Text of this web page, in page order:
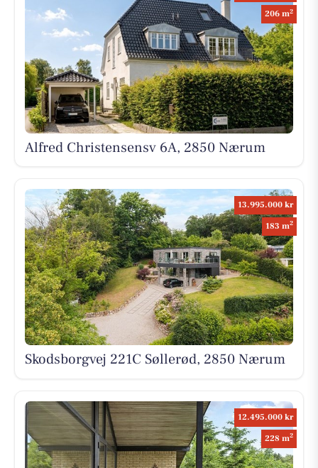
206 m2
Alfred Christensensv 6A, 2850 Nærum
13.995.000 kr
183 m2
Skodsborgvej 221C Søllerød, 2850 Nærum
12.495.000 kr
228 m2